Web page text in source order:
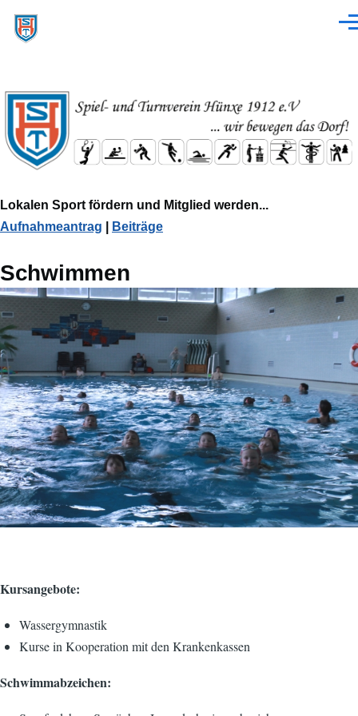
Lokalen Sport fördern und Mitglied werden...
Aufnahmeantrag
Beiträge
Schwimmen
Kursangebote:
Wassergymnastik
Kurse in Kooperation mit den Krankenkassen
Schwimmabzeichen: